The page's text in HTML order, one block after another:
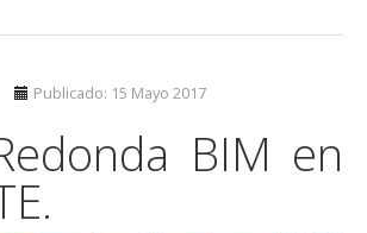
Publicado: 15 Mayo 2017
BIM en